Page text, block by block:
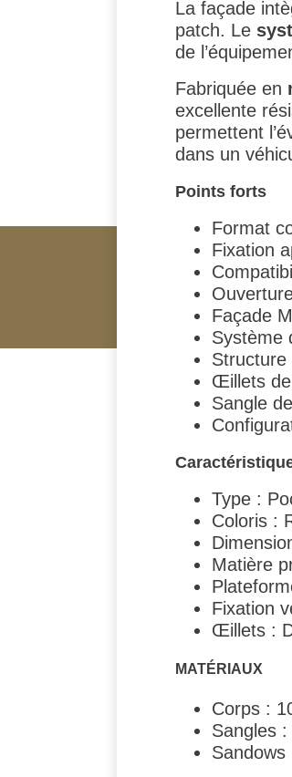
La façade
patch. Le
de
Fabriquée en
excellente
permettent
dans un
Points forts
Format
Fixation
Façade
Système
Structure
Œillets de
Sangle
Type :
Coloris :
Matière
Fixation
Œillets :
MATÉRIAUX
Corps :
Sangles